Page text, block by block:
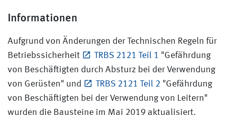
Informationen
Aufgrund von Änderungen der Technischen Regeln für
Betriebssicherheit
TRBS 2121 Teil 1 "Gefährdung
von Beschäftigten durch Absturz bei der Verwendung
von Gerüsten" und
TRBS 2121 Teil 2 "Gefährdung
von Beschäftigten bei der Verwendung von Leitern"
wurden die Bausteine im Mai 2019 aktualisiert.